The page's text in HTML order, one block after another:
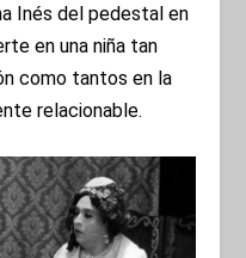
Inés del pedestal en
en una niña tan
como tantos en la
relacionable.